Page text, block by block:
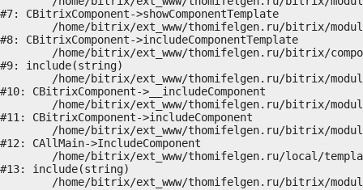
#7: CBitrixComponent->showComponentTemplate
#8: CBitrixComponent->includeComponentTemplate
#9: include(string)
#10: CBitrixComponent->__includeComponent
#11: CBitrixComponent->includeComponent
#12: CAllMain->IncludeComponent
#13: include(string)